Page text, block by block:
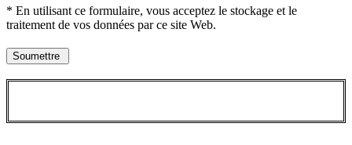
* En utilisant ce formulaire, vous acceptez le stockage et le
traitement de vos données par ce site Web.